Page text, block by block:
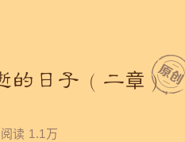
的日子（二章）
阅读 1.1万